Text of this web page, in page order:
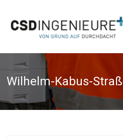
content
CSD
Ingenieure
GmbH
Deutschland
Wilhelm-Kabus-